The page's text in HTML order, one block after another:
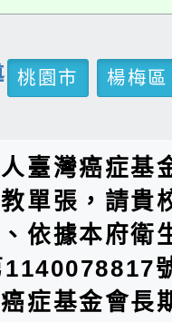
桃園市
楊梅區
臺灣癌症基
單張，請貴
依據本府衛
症基金會長